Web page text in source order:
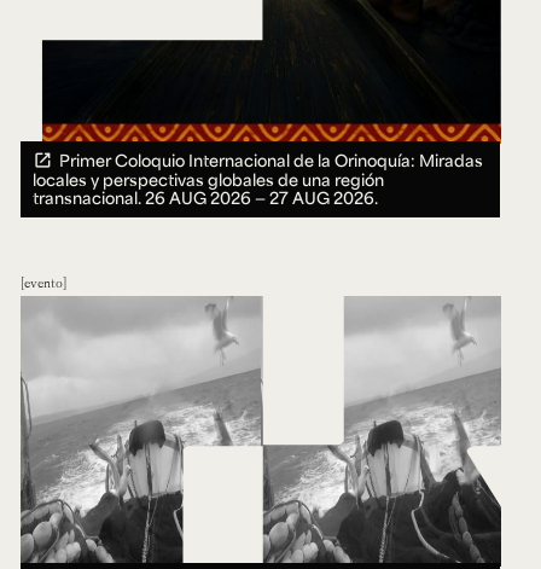
Primer Coloquio Internacional de la Orinoquía: Miradas
locales y perspectivas globales de una región
transnacional.26 AUG 2026 ― 27 AUG 2026.
evento